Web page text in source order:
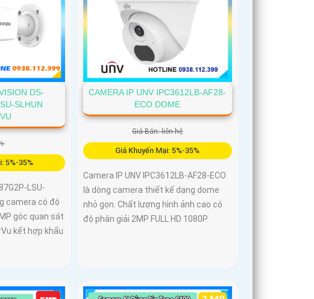
DS-
SLHUN
5%-35%
LSU-
camera có độ
góc quan sát
kết hợp khẩu
CAMERA IP UNV IPC3612LB-AF28-
ECO DOME
Giá Bán: liên hệ
Giá Khuyến Mại: 5%-35%
Camera IP UNV IPC3612LB-AF28-ECO
là dòng camera thiết kế dạng dome
nhỏ gọn. Chất lượng hình ảnh cao có
độ phân giải 2MP FULL HD 1080P